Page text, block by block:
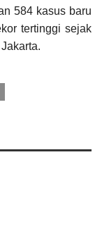
584 kasus baru
tertinggi sejak